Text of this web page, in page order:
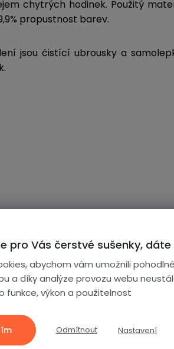
pro Vás čerstvé sušenky, dáte
abychom vám umožnili pohodlné
a díky analýze provozu webu
funkce, výkon a použitelnost
Nastavení
Odmítnout
chytrých hodinek. Použitý
propustnost barev.
jsou čistící ubrousky a